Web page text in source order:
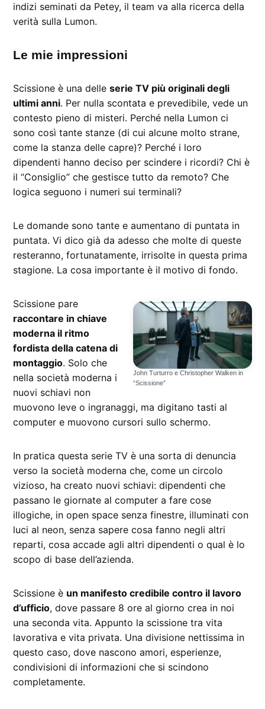
indizi seminati da Petey, il team va alla ricerca della
verità sulla Lumon.
Le mie impressioni
Scissione è una delleserie TV più originali degli
ultimi anni. Per nulla scontata e prevedibile, vede un
contesto pieno di misteri. Perché nella Lumon ci
sono così tante stanze (di cui alcune molto strane,
come la stanza delle capre)? Perché i loro
dipendenti hanno deciso per scindere i ricordi? Chi è
il “Consiglio” che gestisce tutto da remoto? Che
logica seguono i numeri sui terminali?
Le domande sono tante e aumentano di puntata in
puntata. Vi dico già da adesso che molte di queste
resteranno, fortunatamente, irrisolte in questa prima
stagione. La cosa importante è il motivo di fondo.
John Turturro e Christopher Walken in
“Scissione”
Scissione pare
raccontare in chiave
moderna il ritmo
fordista della catena di
montaggio. Solo che
nella società moderna i
nuovi schiavi non
muovono leve o ingranaggi, ma digitano tasti al
computer e muovono cursori sullo schermo.
In pratica questa serie TV è una sorta di denuncia
verso la società moderna che, come un circolo
vizioso, ha creato nuovi schiavi: dipendenti che
passano le giornate al computer a fare cose
illogiche, in open space senza finestre, illuminati con
luci al neon, senza sapere cosa fanno negli altri
reparti, cosa accade agli altri dipendenti o qual è lo
scopo di base dell’azienda.
Scissione è un manifesto credibile contro il lavoro
d’ufficio, dove passare 8 ore al giorno crea in noi
una seconda vita. Appunto la scissione tra vita
lavorativa e vita privata. Una divisione nettissima in
questo caso, dove nascono amori, esperienze,
condivisioni di informazioni che si scindono
completamente.